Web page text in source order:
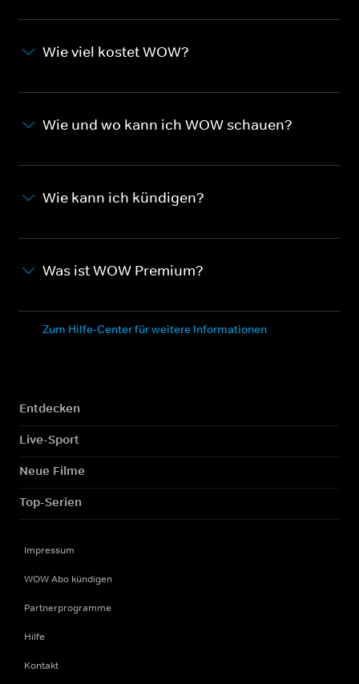
Wie viel kostet WOW?
Wie und wo kann ich WOW schauen?
Wie kann ich kündigen?
Was ist WOW Premium?
Zum Hilfe-Center für weitere Informationen
Entdecken
Live-Sport
Neue Filme
Top-Serien
Impressum
WOW Abo kündigen
Partnerprogramme
Hilfe
Kontakt